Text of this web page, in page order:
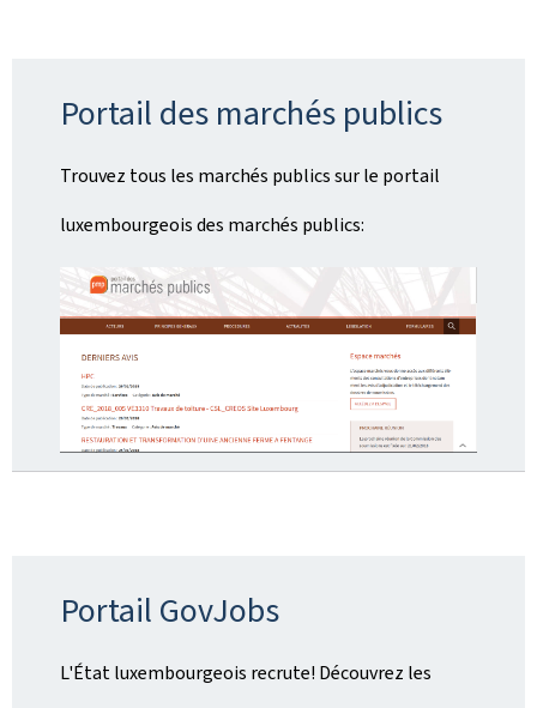
Portail des marchés publics
Trouvez tous les marchés publics sur le portail
luxembourgeois des marchés publics:
Portail GovJobs
L'État luxembourgeois recrute! Découvrez les